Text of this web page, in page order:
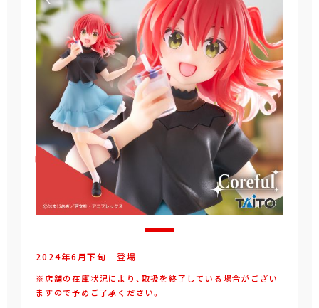
2024年6 月下旬 登場
※店舗の在庫状況により、取扱を終了している場合がござい
ますので予めご了承ください。